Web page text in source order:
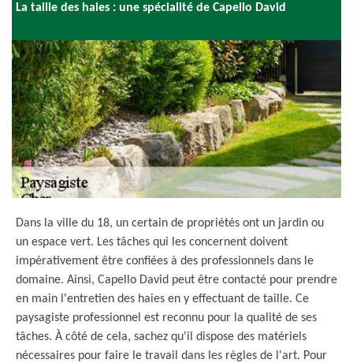
La taille des haies : une spécialité de Capello David
Dans la ville du 18, un certain de propriétés ont un jardin ou
un espace vert. Les tâches qui les concernent doivent
impérativement être confiées à des professionnels dans le
domaine. Ainsi, Capello David peut être contacté pour prendre
en main l'entretien des haies en y effectuant de taille. Ce
paysagiste professionnel est reconnu pour la qualité de ses
tâches. À côté de cela, sachez qu'il dispose des matériels
nécessaires pour faire le travail dans les règles de l'art. Pour